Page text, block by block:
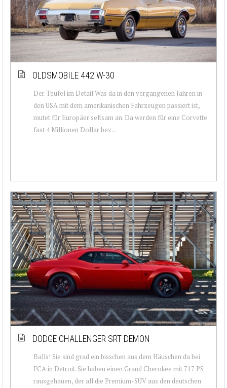
OLDSMOBILE 442 W-30
Der Teufel im Detail Was da in den vergangenen Jahren in
den USA mit dem amerikanischen Fahrzeugen passiert ist,
mutet für Europäer seltsam an. Da werden für eine Corvette
fast 4 Millionen Dollar bez...
DODGE CHALLENGER SRT DEMON
Balls! Sie sind grad ein bisschen aus dem Häuschen da bei
FCA in Detroit. Sie haben einen Grand Cherokee mit 717 PS
rausgehauen, der all die Premium-SUV aus den deutschen